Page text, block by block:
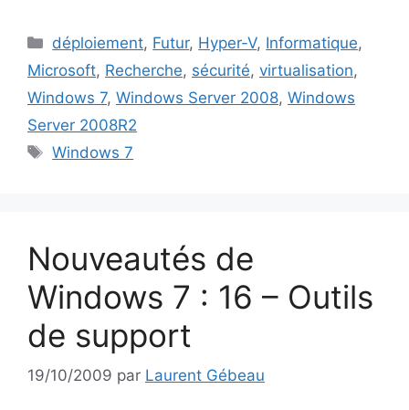
Catégories
déploiement, Futur, Hyper-V, Informatique,
Microsoft, Recherche, sécurité, virtualisation,
Windows 7, Windows Server 2008, Windows
Server 2008R2
Étiquettes
Windows 7
Nouveautés de
Windows 7 : 16 – Outils
de support
19/10/2009 par Laurent Gébeau